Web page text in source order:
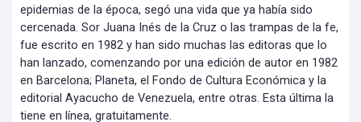
epidemias de la época, segó una vida que ya había sido
cercenada. Sor Juana Inés de la Cruz o las trampas de la fe,
fue escrito en 1982 y han sido muchas las editoras que lo
han lanzado, comenzando por una edición de autor en 1982
en Barcelona; Planeta, el Fondo de Cultura Económica y la
editorial Ayacucho de Venezuela, entre otras. Esta última la
tiene en línea, gratuitamente.